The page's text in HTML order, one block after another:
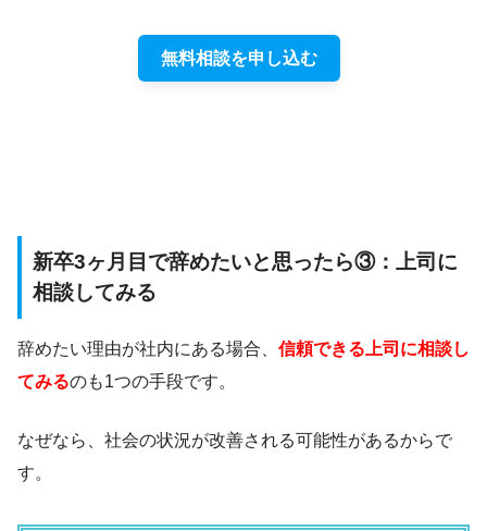
無料相談を申し込む
新卒3ヶ月目で辞めたいと思ったら③：上司に
相談してみる
辞めたい理由が社内にある場合、 信頼できる上司に相談し
てみるのも1つの手段です。
なぜなら、社会の状況が改善される可能性があるからで
す。